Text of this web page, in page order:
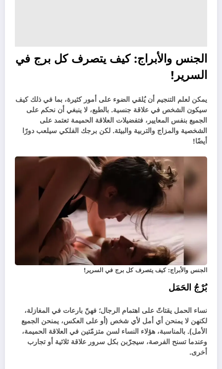
الجنس والأبراج: كيف يتصرف كل برج في
السرير!
يمكن لعلم التنجيم أن يُلقي الضوء على أمور كثيرة، بما في ذلك كيف
سيكون الشخص في علاقة جنسية. بالطبع، لا ينبغي أن نحكم على
الجميع بنفس المعايير، فتفضيلات العلاقة الحميمة تعتمد على
الشخصية والمزاج والتربية والبيئة. لكن برجك الفلكي سيلعب دورًا
أيضًا!
الجنس والأبراج: كيف يتصرف كل برج في السرير!
بُرْجُ الحَمَل
نساء الحمل يقتاتّ على اهتمام الرجال؛ فهنّ بارعات في المغازلة،
لكنهن لا يمنحن أي أمل لأي شخص (أو على العكس، يمنحن الجميع
الأمل). بالمناسبة، هؤلاء النساء لسن متزمّتين في العلاقة الحميمة،
وعندما تسنح الفرصة، سيجرّبن بكل سرور علاقة ثلاثية أو تجارب
أخرى.